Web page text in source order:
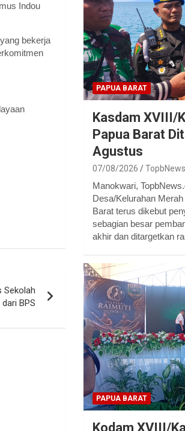
Indou
bekerja
Sekolah
dari BPS
PAPUA BARAT
Kasdam XVIII/
Papua Barat
Agustus
07/08/2026 TopbNews
Manokwari,
Desa/Kelurahan
Barat terus dikebut
sebagian besar
akhir dan ditargetkan
PAPUA BARAT
Kodam XVIII/